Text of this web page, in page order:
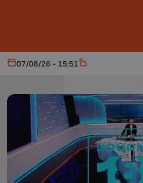
Aujourd'hui
07/08/26 - 15:51 Météo